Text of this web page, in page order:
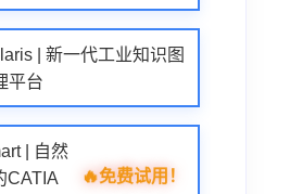
| 新一代工业知识图
平台
| 自然
CATIA
🔥免费试用！